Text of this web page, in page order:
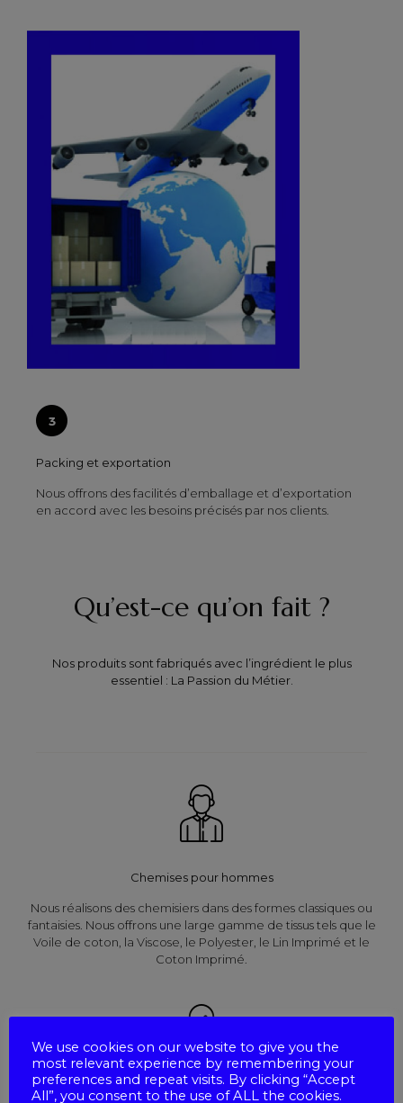
Packing et exportation
Nous offrons des facilités d’emballage et d’exportation
en accord avec les besoins précisés par nos clients.
Qu’est-ce qu’on fait ?
Nos produits sont fabriqués avec l’ingrédient le plus
essentiel : La Passion du Métier.
Chemises pour hommes
Nous réalisons des chemisiers dans des formes classiques ou
fantaisies. Nous offrons une large gamme de tissus tels que le
Voile de coton, la Viscose, le Polyester, le Lin Imprimé et le
Coton Imprimé.
Chemises pour femmes
We use cookies on our website to give you the
most relevant experience by remembering your
preferences and repeat visits. By clicking “Accept
All”, you consent to the use of ALL the cookies.